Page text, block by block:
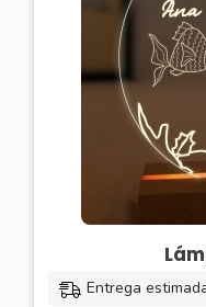
Entrega